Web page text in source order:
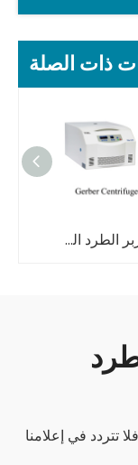
ذات الصلة
YX5G جربر الطرد المركزي
تتردد في إعلامنا